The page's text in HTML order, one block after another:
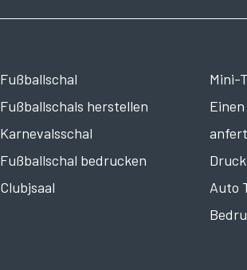
Fußballschal
Fußballschals herstellen
Karnevalsschal
Fußballschal bedrucken
Clubjsaal
Mini-
Auto